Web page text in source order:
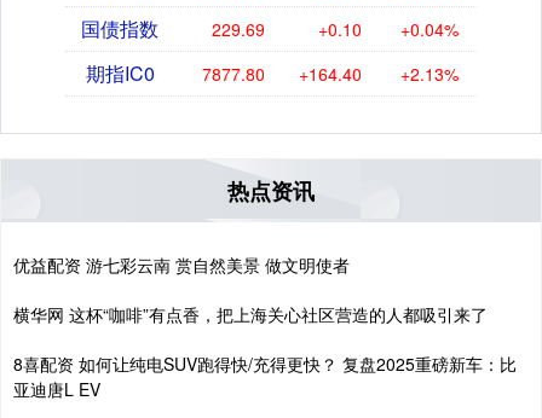
国债指数 229.69 +0.10 +0.04%
期指IC0 7877.80 +164.40 +2.13%
热点资讯
优益配资 游七彩云南 赏自然美景 做文明使者
横华网 这杯“咖啡”有点香，把上海关心社区营造的人都吸引来了
8喜配资 如何让纯电SUV跑得快/充得更快？ 复盘2025重磅新车：比
亚迪唐L EV